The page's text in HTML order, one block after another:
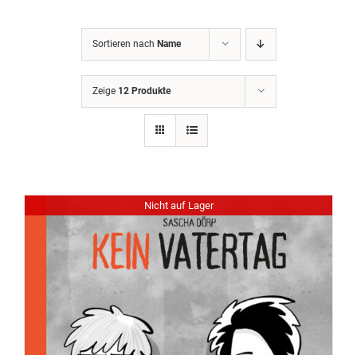
Sortieren nach Name
Zeige 12 Produkte
Nicht auf Lager